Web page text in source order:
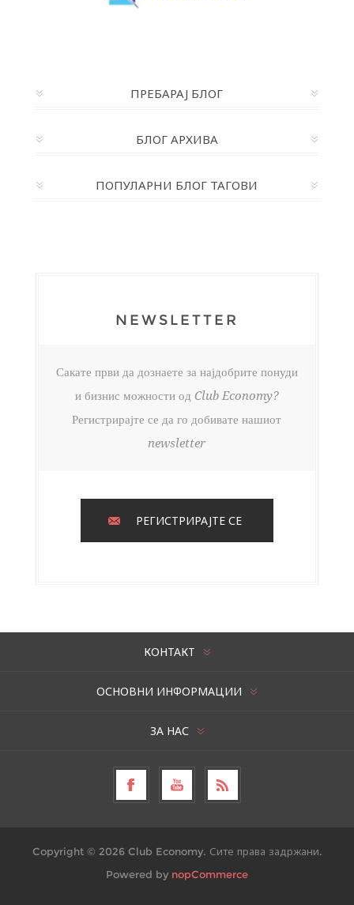
ПРЕБАРАЈ БЛОГ
БЛОГ АРХИВА
ПОПУЛАРНИ БЛОГ ТАГОВИ
NEWSLETTER
Сакате први да дознаете за најдобрите понуди
и бизнис можности од Club Economy?
Регистрирајте се да го добивате нашиот
newsletter
РЕГИСТРИРАЈТЕ СЕ
КОНТАКТ
ОСНОВНИ ИНФОРМАЦИИ
ЗА НАС
Copyright © 2026 Club Economy. Сите права задржани.
Powered by nopCommerce